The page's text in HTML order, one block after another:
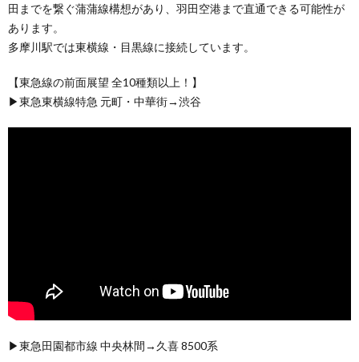
田までを繋ぐ蒲蒲線構想があり、羽田空港まで直通できる可能性が
あります。
多摩川駅では東横線・目黒線に接続しています。
【東急線の前面展望 全10種類以上！】
▶東急東横線特急 元町・中華街→渋谷
▶東急田園都市線 中央林間→久喜 8500系